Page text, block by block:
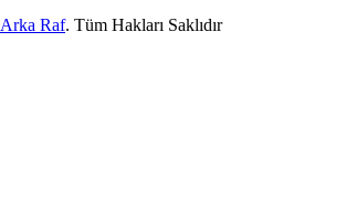
Arka Raf. Tüm Hakları Saklıdır